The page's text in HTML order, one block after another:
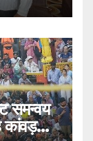
समन्वय
कांवड़